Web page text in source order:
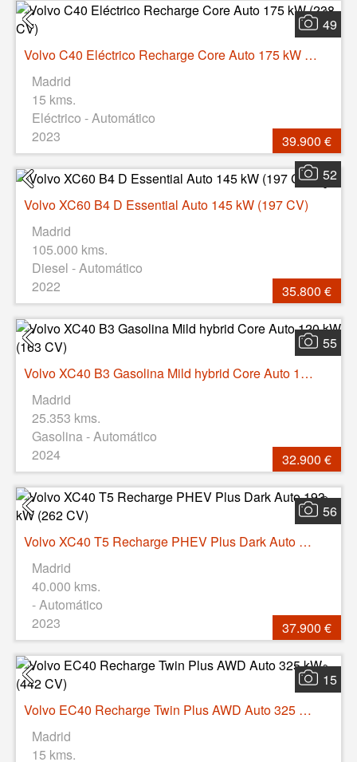
49
Volvo C40 Eléctrico Recharge Core Auto 175 kW (238 CV)
Madrid
15 kms.
Eléctrico - Automático
2023
39.900 €
52
Volvo XC60 B4 D Essential Auto 145 kW (197 CV)
Madrid
105.000 kms.
Diesel - Automático
2022
35.800 €
55
Volvo XC40 B3 Gasolina Mild hybrid Core Auto 120 kW (163 CV)
Madrid
25.353 kms.
Gasolina - Automático
2024
32.900 €
56
Volvo XC40 T5 Recharge PHEV Plus Dark Auto 193 kW (262 CV)
Madrid
40.000 kms.
- Automático
2023
37.900 €
15
Volvo EC40 Recharge Twin Plus AWD Auto 325 kW (442 CV)
Madrid
15 kms.